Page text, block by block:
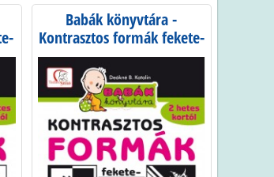
Babák könyvtára -
Kontrasztos formák fekete-
fehérben